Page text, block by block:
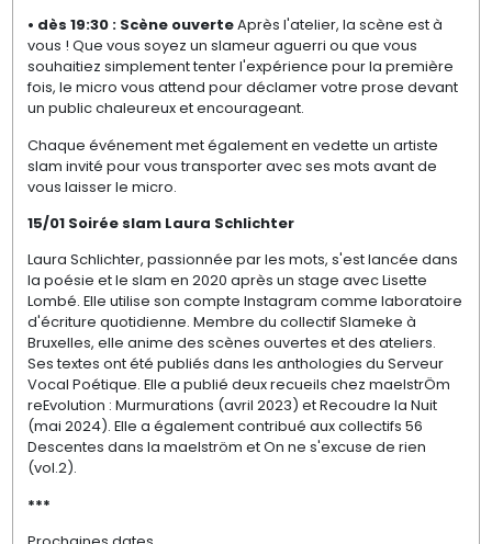
• dès 19:30 : Scène ouverteAprès l'atelier, la scène est à
vous ! Que vous soyez un slameur aguerri ou que vous
souhaitiez simplement tenter l'expérience pour la première
fois, le micro vous attend pour déclamer votre prose devant
un public chaleureux et encourageant.
Chaque événement met également en vedette un artiste
slam invité pour vous transporter avec ses mots avant de
vous laisser le micro.
15/01 Soirée slam Laura Schlichter
Laura Schlichter, passionnée par les mots, s'est lancée dans
la poésie et le slam en 2020 après un stage avec Lisette
Lombé. Elle utilise son compte Instagram comme laboratoire
d'écriture quotidienne. Membre du collectif Slameke à
Bruxelles, elle anime des scènes ouvertes et des ateliers.
Ses textes ont été publiés dans les anthologies du Serveur
Vocal Poétique. Elle a publié deux recueils chez maelstrÖm
reEvolution : Murmurations (avril 2023) et Recoudre la Nuit
(mai 2024). Elle a également contribué aux collectifs 56
Descentes dans la maelström et On ne s'excuse de rien
(vol.2).
***